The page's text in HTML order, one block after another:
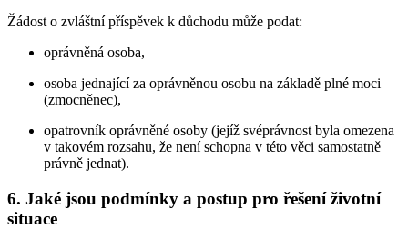
Žádost o zvláštní příspěvek k důchodu může podat:
oprávněná osoba,
osoba jednající za oprávněnou osobu na základě plné moci
(zmocněnec),
opatrovník oprávněné osoby (jejíž svéprávnost byla omezena
v takovém rozsahu, že není schopna v této věci samostatně
právně jednat).
6. Jaké jsou podmínky a postup pro řešení životní
situace